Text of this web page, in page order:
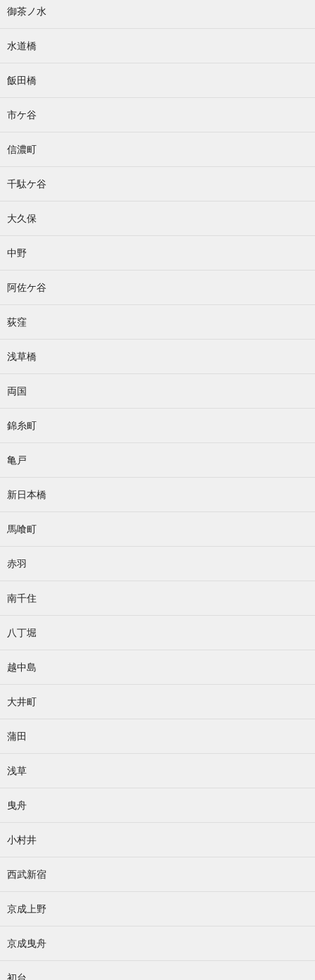
御茶ノ水
水道橋
飯田橋
市ケ谷
信濃町
千駄ケ谷
大久保
中野
阿佐ケ谷
荻窪
浅草橋
両国
錦糸町
亀戸
新日本橋
馬喰町
赤羽
南千住
八丁堀
越中島
大井町
蒲田
浅草
曳舟
小村井
西武新宿
京成上野
京成曳舟